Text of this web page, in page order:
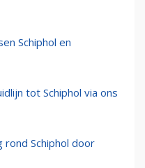
Schiphol en
tot Schiphol via ons
rond Schiphol door